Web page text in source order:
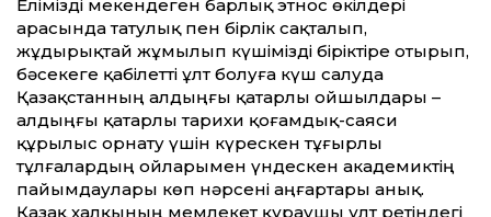
Елімізді мекендеген барлық этнос өкілдері
арасында татулық пен бірлік сақталып,
жұдырықтай жұмылып күшімізді біріктіре отырып,
бәсекеге қабілетті ұлт болуға күш салуда
Қазақстанның алдыңғы қатарлы ойшылдары –
алдыңғы қатарлы тарихи қоғамдық-саяси
құрылыс орнату үшін күрескен тұғырлы
тұлғалардың ойларымен үндескен академиктің
пайымдаулары көп нәрсені аңғартары анық.
Қазақ халқының мемлекет құраушы ұлт ретіндегі